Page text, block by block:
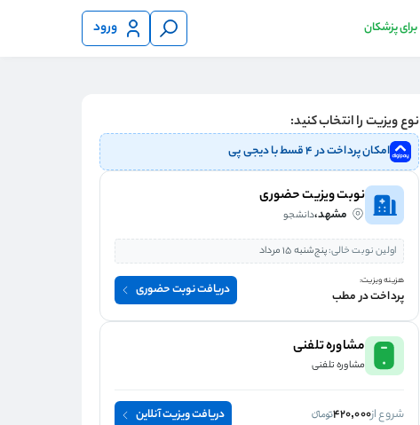
ورود برای پزشکان
نوع ویزیت را انتخاب کنید:
امکان پرداخت در ۴ قسط با دیجی پی
نوبت ویزیت حضوری
مشهد،دانشجو
اولین نوبت خالی:پنج‌شنبه 15 مرداد
هزینه ویزیت:
پرداخت در مطب دریافت نوبت حضوری
مشاوره تلفنی
مشاوره تلفنی
شروع از420,000 دریافت ویزیت آنلاین